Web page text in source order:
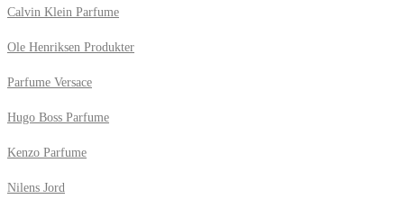
Calvin Klein Parfume
Ole Henriksen Produkter
Parfume Versace
Hugo Boss Parfume
Kenzo Parfume
Nilens Jord